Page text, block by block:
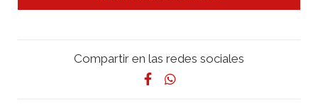
Compartir en las redes sociales